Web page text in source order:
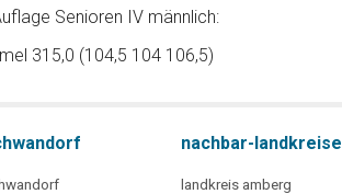
Senioren IV männlich:
315,0 (104,5 104 106,5)
nachbar-landkreise
landkreis amberg